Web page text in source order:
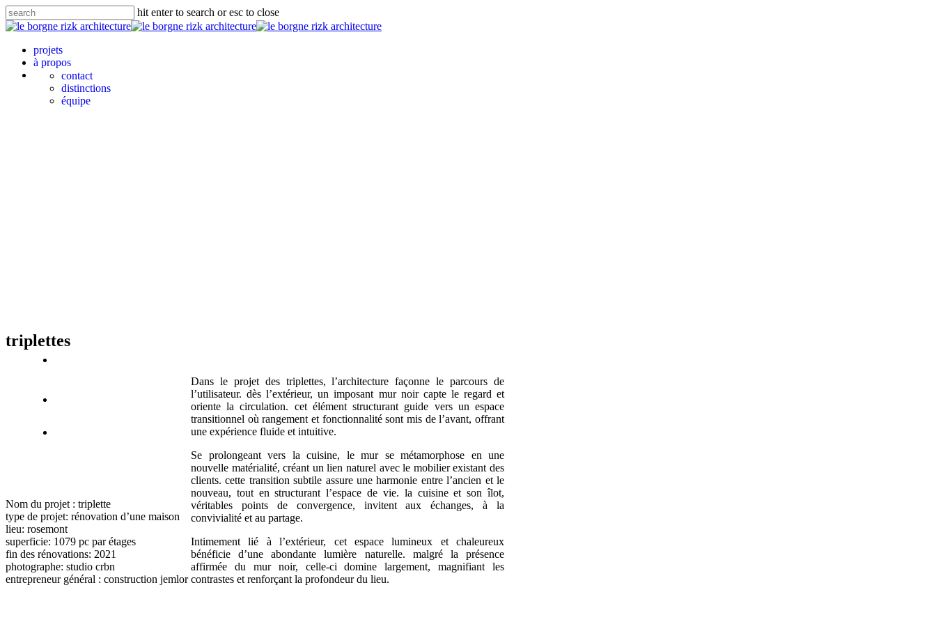
hit enter to search or esc to close
projets
à propos
contact
distinctions
équipe
triplettes
nom du projet : triplette
type de projet: rénovation d’une maison
lieu: rosemont
superficie: 1079 pc par étages
fin des rénovations: 2021
photographe: studio crbn
entrepreneur général : construction jemlor
dans le projet des triplettes, l’architecture façonne le parcours de
l’utilisateur. dès l’extérieur, un imposant mur noir capte le regard et
oriente la circulation. cet élément structurant guide vers un espace
transitionnel où rangement et fonctionnalité sont mis de l’avant, offrant
une expérience fluide et intuitive.
se prolongeant vers la cuisine, le mur se métamorphose en une
nouvelle matérialité, créant un lien naturel avec le mobilier existant des
clients. cette transition subtile assure une harmonie entre l’ancien et le
nouveau, tout en structurant l’espace de vie. la cuisine et son îlot,
véritables points de convergence, invitent aux échanges, à la
convivialité et au partage.
intimement lié à l’extérieur, cet espace lumineux et chaleureux
bénéficie d’une abondante lumière naturelle. malgré la présence
affirmée du mur noir, celle-ci domine largement, magnifiant les
contrastes et renforçant la profondeur du lieu.